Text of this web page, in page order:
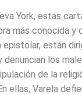
York, estas
más conocida y
están
denuncian los
de la
ellas, Varela